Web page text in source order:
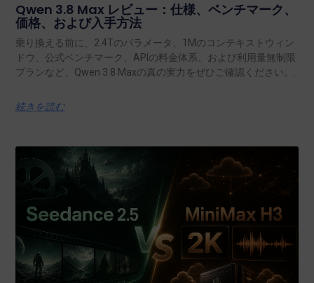
Qwen 3.8 Max レビュー：仕様、ベンチマーク、
価格、および入手方法
乗り換える前に、2.4Tのパラメータ、1Mのコンテキストウィン
ドウ、公式ベンチマーク、APIの料金体系、および利用量無制限
プランなど、Qwen 3.8 Maxの真の実力をぜひご確認ください。.
続きを読む